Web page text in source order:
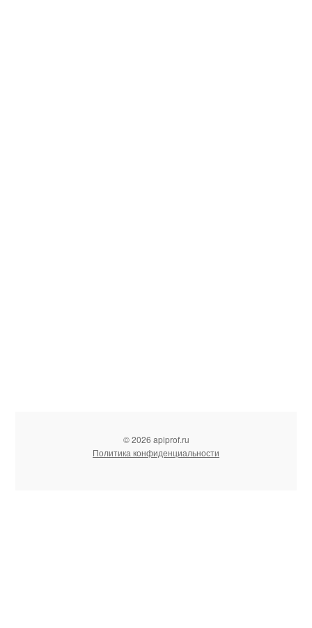
© 2026 apiprof.ru
Политика конфиденциальности